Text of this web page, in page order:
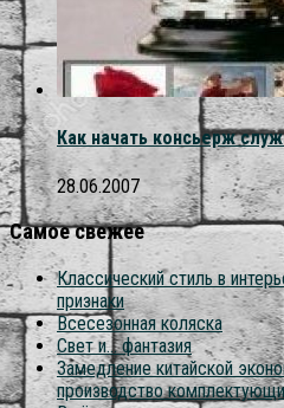
Как начать консьерж
28.06.2007
Самое свежее
Классический стиль в
признаки
Всесезонная коляска
Свет и… фантазия
Замедление китайской
производство